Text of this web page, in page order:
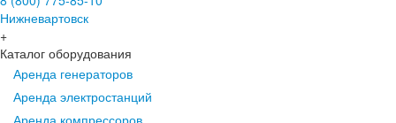
Нижневартовск
+
Каталог оборудования
Аренда генераторов
Аренда электростанций